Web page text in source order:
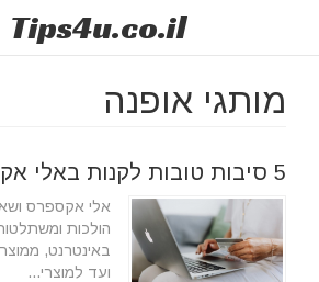
Tips4u.co.il
מותגי אופנה
5 סיבות טובות לקנות באלי אקספרס
אלי אקספרס
הולכות
באינטרנט,
ועד למוצרי...